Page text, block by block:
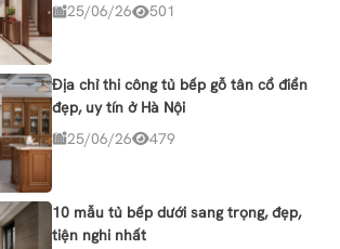
25/06/26
501
Địa chỉ thi công tủ bếp gỗ tân cổ điển
đẹp, uy tín ở Hà Nội
25/06/26
479
10 mẫu tủ bếp dưới sang trọng, đẹp,
tiện nghi nhất